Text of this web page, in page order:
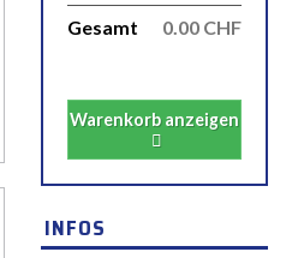
0.00 CHF
Gesamt
Warenkorb anzeigen
INFOS